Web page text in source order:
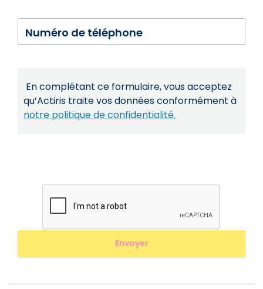
Numéro de téléphone
En complétant ce formulaire, vous acceptez
qu’Actiris traite vos données conformément à
notre politique de confidentialité.